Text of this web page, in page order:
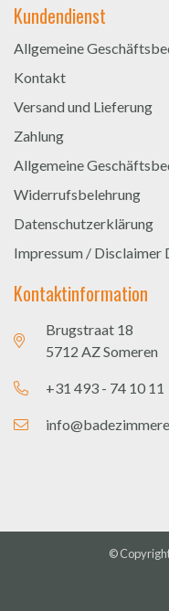
Kundendienst
Allgemeine
Kontakt
Versand und Lieferung
Zahlung
Allgemeine
Widerrufsbelehrung
Datenschutzerklärung
Impressum / Disclaimer
Kontaktinformation
Brugstraat 18
5712 AZ Someren
+31 493 - 74 10 11
©